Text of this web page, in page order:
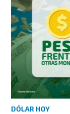
DÓLAR HOY